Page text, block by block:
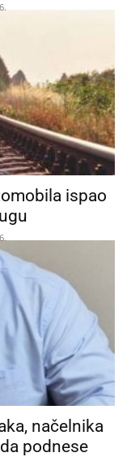
ispao
načelnika
podnese